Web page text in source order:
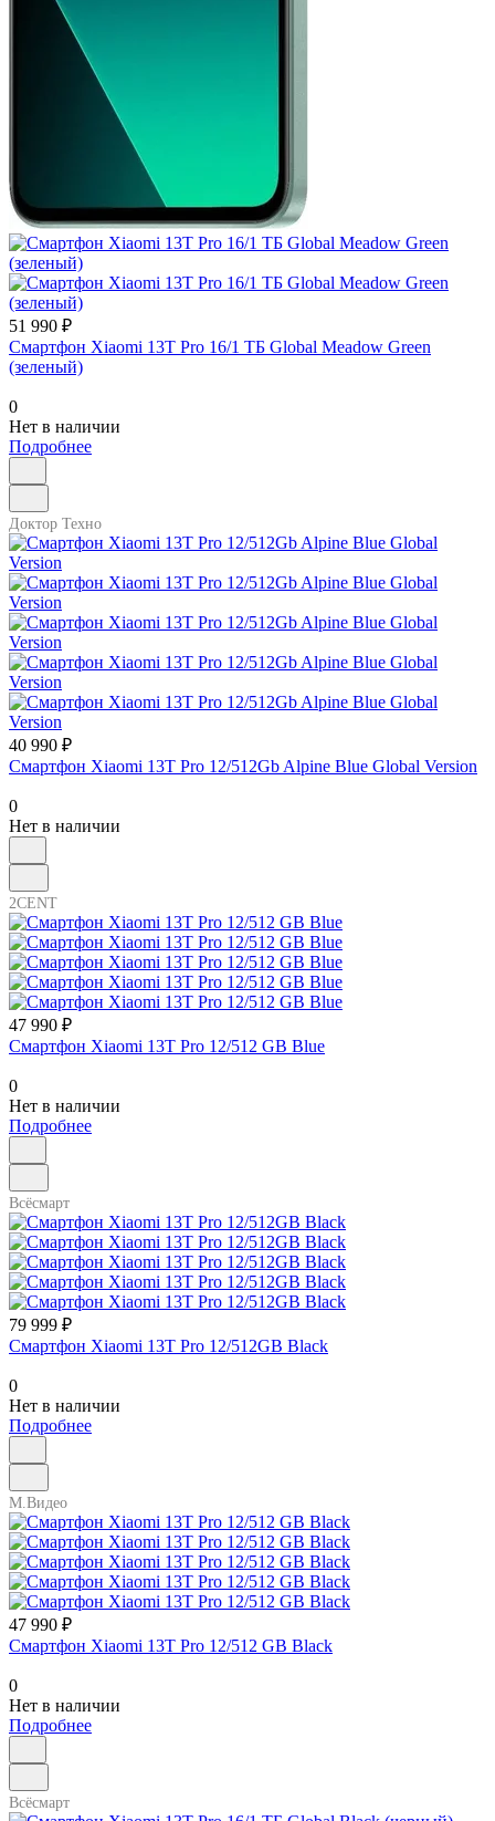
51 990 ₽
Смартфон Xiaomi 13T Pro 16/1 ТБ Global Meadow Green
(зеленый)
0
Нет в наличии
Подробнее
Доктор Техно
40 990 ₽
Смартфон Xiaomi 13T Pro 12/512Gb Alpine Blue Global Version
0
Нет в наличии
2CENT
47 990 ₽
Смартфон Xiaomi 13T Pro 12/512 GB Blue
0
Нет в наличии
Подробнее
Всёсмарт
79 999 ₽
Смартфон Xiaomi 13T Pro 12/512GB Black
0
Нет в наличии
Подробнее
М.Видео
47 990 ₽
Смартфон Xiaomi 13T Pro 12/512 GB Black
0
Нет в наличии
Подробнее
Всёсмарт